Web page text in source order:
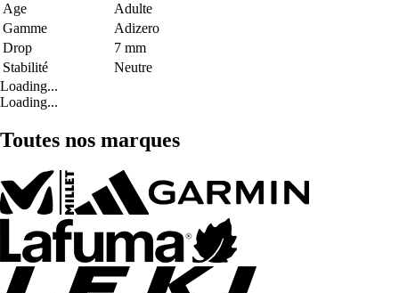
Age
Adulte
Gamme
Adizero
Drop
7 mm
Stabilité
Neutre
Loading...
Loading...
Toutes nos marques